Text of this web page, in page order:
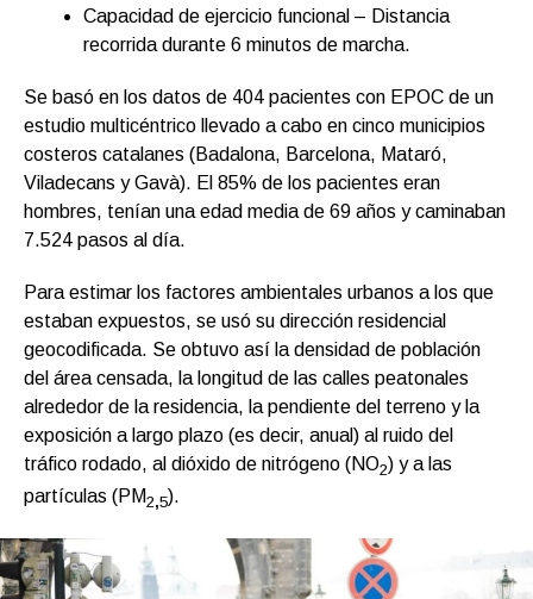
Capacidad de ejercicio funcional – Distancia
recorrida durante 6 minutos de marcha.
Se basó en los datos de 404 pacientes con EPOC de un
estudio multicéntrico llevado a cabo en cinco municipios
costeros catalanes (Badalona, Barcelona, Mataró,
Viladecans y Gavà). El 85% de los pacientes eran
hombres, tenían una edad media de 69 años y caminaban
7.524 pasos al día.
Para estimar los factores ambientales urbanos a los que
estaban expuestos, se usó su dirección residencial
geocodificada. Se obtuvo así la densidad de población
del área censada, la longitud de las calles peatonales
alrededor de la residencia, la pendiente del terreno y la
exposición a largo plazo (es decir, anual) al ruido del
tráfico rodado, al dióxido de nitrógeno (NO2) y a las
partículas (PM2,5).